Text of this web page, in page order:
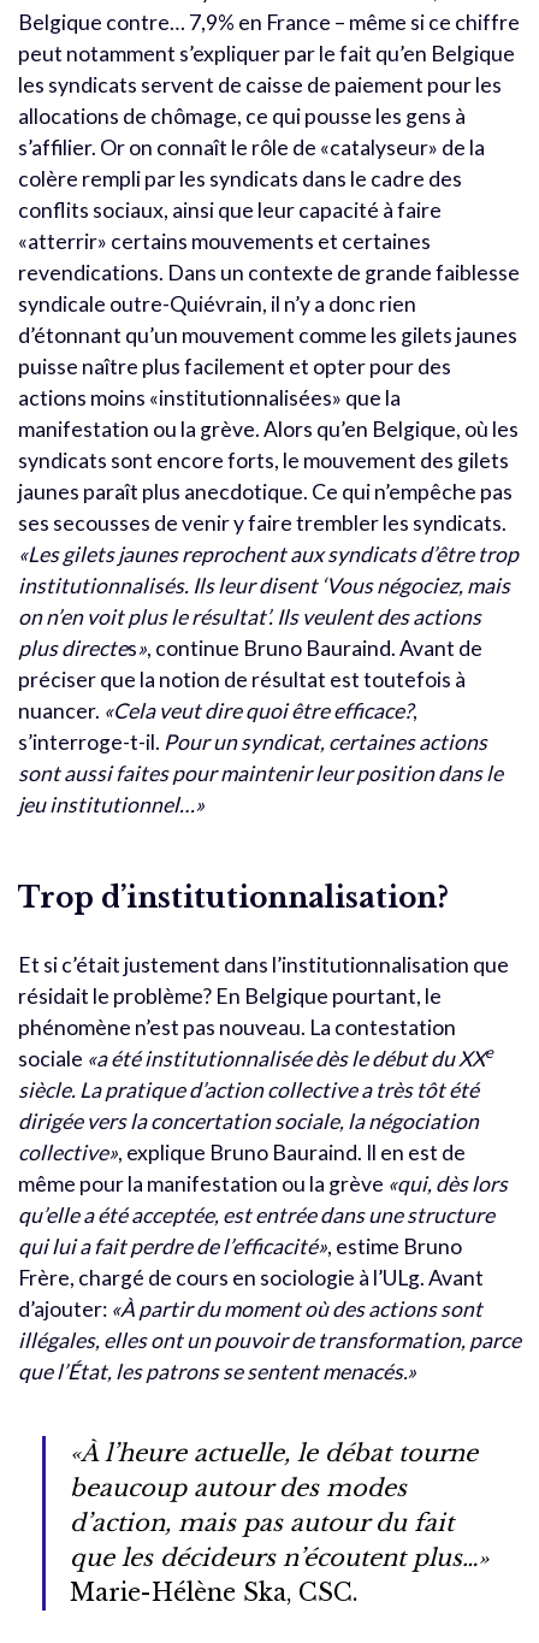
Belgique contre… 7,9% en France – même si ce chiffre
peut notamment s’expliquer par le fait qu’en Belgique
les syndicats servent de caisse de paiement pour les
allocations de chômage, ce qui pousse les gens à
s’affilier. Or on connaît le rôle de «catalyseur» de la
colère rempli par les syndicats dans le cadre des
conflits sociaux, ainsi que leur capacité à faire
«atterrir» certains mouvements et certaines
revendications. Dans un contexte de grande faiblesse
syndicale outre-Quiévrain, il n’y a donc rien
d’étonnant qu’un mouvement comme les gilets jaunes
puisse naître plus facilement et opter pour des
actions moins «institutionnalisées» que la
manifestation ou la grève. Alors qu’en Belgique, où les
syndicats sont encore forts, le mouvement des gilets
jaunes paraît plus anecdotique. Ce qui n’empêche pas
ses secousses de venir y faire trembler les syndicats.
«Les gilets jaunes reprochent aux syndicats d’être trop
institutionnalisés. Ils leur disent ‘Vous négociez, mais
on n’en voit plus le résultat’. Ils veulent des actions
plus directes», continue Bruno Bauraind. Avant de
préciser que la notion de résultat est toutefois à
nuancer. «Cela veut dire quoi être efficace?,
s’interroge-t-il. Pour un syndicat, certaines actions
sont aussi faites pour maintenir leur position dans le
jeu institutionnel…»
Trop d’institutionnalisation?
Et si c’était justement dans l’institutionnalisation que
résidait le problème? En Belgique pourtant, le
phénomène n’est pas nouveau. La contestation
sociale «a été institutionnalisée dès le début du XXe
siècle. La pratique d’action collective a très tôt été
dirigée vers la concertation sociale, la négociation
collective», explique Bruno Bauraind. Il en est de
même pour la manifestation ou la grève «qui, dès lors
qu’elle a été acceptée, est entrée dans une structure
qui lui a fait perdre de l’efficacité», estime Bruno
Frère, chargé de cours en sociologie à l’ULg. Avant
d’ajouter: «À partir du moment où des actions sont
illégales, elles ont un pouvoir de transformation, parce
que l’État, les patrons se sentent menacés.»
«À l’heure actuelle, le débat tourne
beaucoup autour des modes
d’action, mais pas autour du fait
que les décideurs n’écoutent plus…»
Marie-Hélène Ska, CSC.